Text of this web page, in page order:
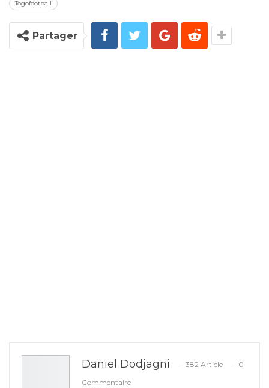
Togofootball
Partager
Daniel Dodjagni 382 Article
0
Commentaire